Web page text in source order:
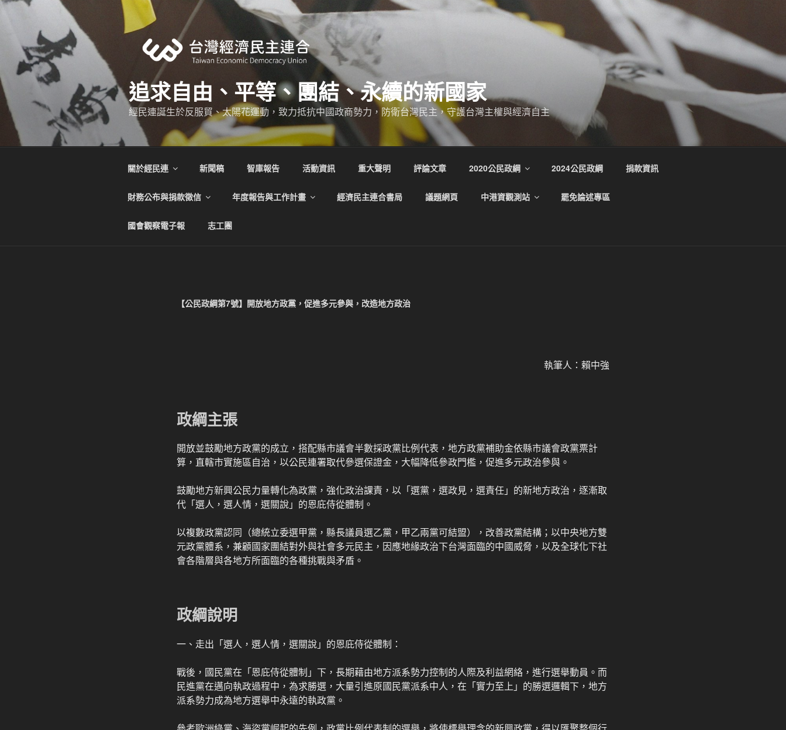
跳
容
追求自由、平等、團結、永續的新國家
經民連誕生於反服貿、太陽花運動，致力抵抗中國政商勢力，防衛台灣民主，守護台灣主權與經濟自主
關於經民連 新聞稿 智庫報告 活動資訊 重大聲明 評論文章 2020公民政綱 2024公民政綱 捐款資訊
財務公布與捐款徵信 年度報告與工作計畫 經濟民主連合書局 議題網頁 中港資觀測站 罷免論述專區
國會觀察電子報 志工團
【公民政綱第7號】開放地方政黨，促進多元參與，改造地方政治
執筆人：賴中強
政綱主張
開放並鼓勵地方政黨的成立，搭配縣市議會半數採政黨比例代表，地方政黨補助金依縣市議會政黨票計
算，直轄市實施區自治，以公民連署取代參選保證金，大幅降低參政門檻，促進多元政治參與。
鼓勵地方新興公民力量轉化為政黨，強化政治課責，以「選黨，選政見，選責任」的新地方政治，逐漸取
代「選人，選人情，選關說」的恩庇侍從體制。
以複數政黨認同（總統立委選甲黨，縣長議員選乙黨，甲乙兩黨可結盟），改善政黨結構；以中央地方雙
元政黨體系，兼顧國家團結對外與社會多元民主，因應地緣政治下台灣面臨的中國威脅，以及全球化下社
會各階層與各地方所面臨的各種挑戰與矛盾。
政綱說明
一、走出「選人，選人情，選關說」的恩庇侍從體制：
戰後，國民黨在「恩庇侍從體制」下，長期藉由地方派系勢力控制的人際及利益網絡，進行選舉動員。而
民進黨在邁向執政過程中，為求勝選，大量引進原國民黨派系中人，在「實力至上」的勝選邏輯下，地方
派系勢力成為地方選舉中永遠的執政黨。